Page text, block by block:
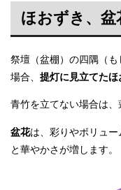
ほおずき、盆
祭壇（盆棚）の四隅（
場合、 提灯に見立てたほ
青竹を立てない場合は、
盆花は、彩りやボリュ
と華やかさが増します。